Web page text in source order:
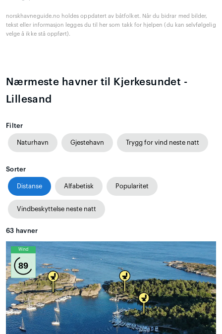
norskhavneguide.no holdes oppdatert av båtfolket. Når du bidrar med bilder,
tekst eller informasjon legges du til her som takk for hjelpen (du kan selvfølgelig
velge å ikke stå oppført).
Nærmeste havner til Kjerkesundet -
Lillesand
Filter
Naturhavn Gjestehavn Trygg for vind neste natt
Sorter
Distanse Alfabetisk Popularitet
Vindbeskyttelse neste natt
63 havner
Wind
89